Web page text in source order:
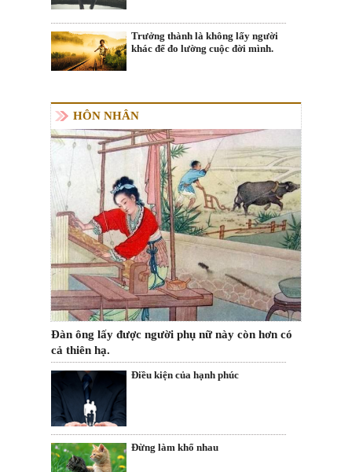
Trưởng thành là không lấy người
khác để đo lường cuộc đời mình.
HÔN NHÂN
Đàn ông lấy được người phụ nữ này còn hơn có
cả thiên hạ.
Điều kiện của hạnh phúc
Đừng làm khổ nhau